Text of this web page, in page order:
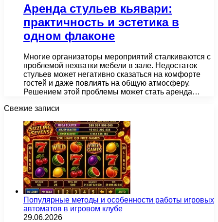
Аренда стульев кьявари:
практичность и эстетика в
одном флаконе
Многие организаторы мероприятий сталкиваются с
проблемой нехватки мебели в зале. Недостаток
стульев может негативно сказаться на комфорте
гостей и даже повлиять на общую атмосферу.
Решением этой проблемы может стать аренда…
Свежие записи
Популярные методы и особенности работы игровых
автоматов в игровом клубе
29.06.2026